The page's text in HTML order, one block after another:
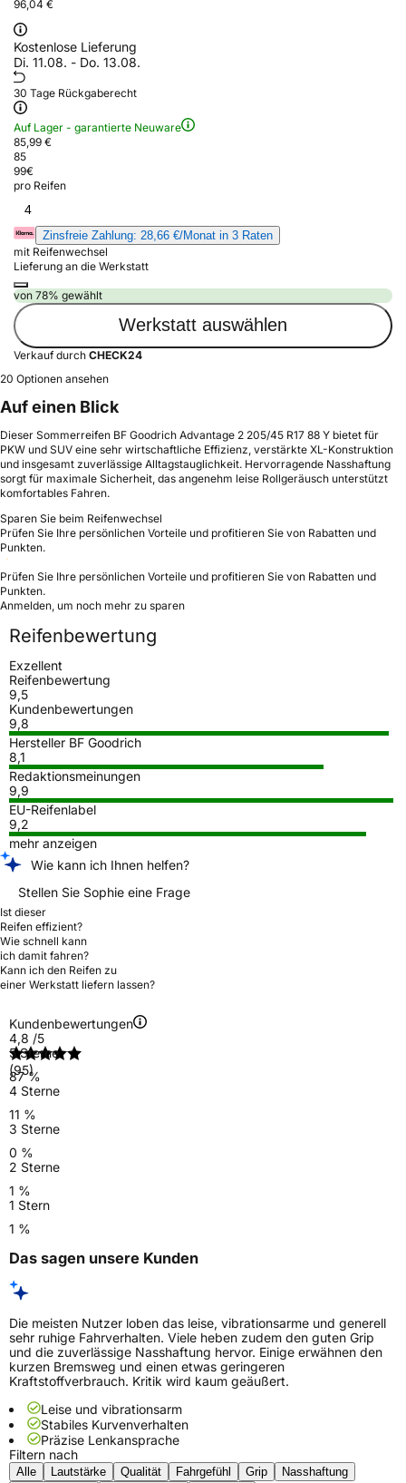
96,04 €
Kostenlose Lieferung
Di. 11.08. - Do. 13.08.
30 Tage Rückgaberecht
Auf Lager - garantierte Neuware
85,99 €
85
99€
pro Reifen
4
Zinsfreie Zahlung: 28,66 €/Monat in 3 Raten
mit Reifenwechsel
Lieferung an die Werkstatt
von 78% gewählt
Werkstatt auswählen
Verkauf durch CHECK24
20 Optionen ansehen
Auf einen Blick
Dieser Sommerreifen BF Goodrich Advantage 2 205/45 R17 88 Y bietet für
PKW und SUV eine sehr wirtschaftliche Effizienz, verstärkte XL-Konstruktion
und insgesamt zuverlässige Alltagstauglichkeit. Hervorragende Nasshaftung
sorgt für maximale Sicherheit, das angenehm leise Rollgeräusch unterstützt
komfortables Fahren.
Sparen Sie beim Reifenwechsel
Prüfen Sie Ihre persönlichen Vorteile und profitieren Sie von Rabatten und
Punkten.
Prüfen Sie Ihre persönlichen Vorteile und profitieren Sie von Rabatten und
Punkten.
Anmelden, um noch mehr zu sparen
Reifenbewertung
Exzellent
Reifenbewertung
9,5
Kundenbewertungen
9,8
Hersteller BF Goodrich
8,1
Redaktionsmeinungen
9,9
EU-Reifenlabel
9,2
mehr anzeigen
Wie kann ich Ihnen helfen?
Stellen Sie Sophie eine Frage
Ist dieser
Reifen effizient?
Wie schnell kann
ich damit fahren?
Kann ich den Reifen zu
einer Werkstatt liefern lassen?
Kundenbewertungen
4,8 /5
(95)
5 Sterne
87 %
4 Sterne
11 %
3 Sterne
0 %
2 Sterne
1 %
1 Stern
1 %
Das sagen unsere Kunden
Die meisten Nutzer loben das leise, vibrationsarme und generell
sehr ruhige Fahrverhalten. Viele heben zudem den guten Grip
und die zuverlässige Nasshaftung hervor. Einige erwähnen den
kurzen Bremsweg und einen etwas geringeren
Kraftstoffverbrauch. Kritik wird kaum geäußert.
Leise und vibrationsarm
Stabiles Kurvenverhalten
Präzise Lenkansprache
Filtern nach
Alle Lautstärke Qualität Fahrgefühl Grip
Nasshaftung